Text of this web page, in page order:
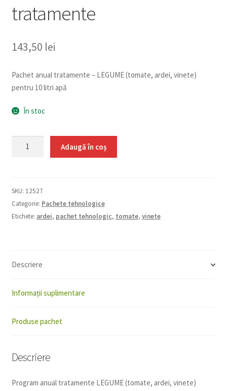
tratamente
143,50 lei
Pachet anual tratamente – LEGUME (tomate, ardei, vinete)
pentru 10 litri apă
În stoc
Cantitate
anual
tratamente
Adaugă în coș
SKU: 12527
Categorie: Pachete tehnologice
Etichete: ardei, pachet tehnologic, tomate, vinete
Descriere
Informații suplimentare
Produse pachet
Descriere
Program anual tratamente LEGUME (tomate, ardei, vinete)